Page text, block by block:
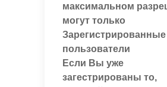
максимальном
могут только
Зарегистрированные
пользователи
Если Вы уже
загестрированы то,